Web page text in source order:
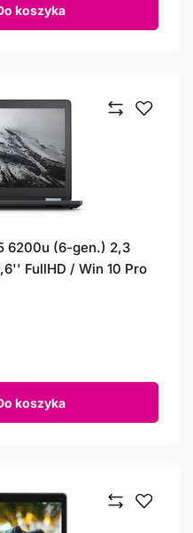
koszyka
6200u (6-gen.) 2,3
FullHD / Win 10 Pro
koszyka